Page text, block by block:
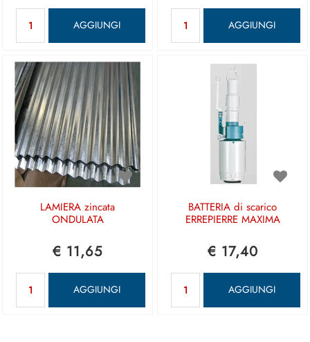
AGGIUNGI AGGIUNGI
LAMIERA zincata
ONDULATA
€ 11,65
AGGIUNGI
BATTERIA di scarico
ERREPIERRE MAXIMA
€ 17,40
AGGIUNGI